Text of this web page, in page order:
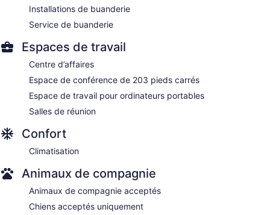
Installations de buanderie
Service de buanderie
Espaces de travail
Centre d’affaires
Espace de conférence de 203 pieds carrés
Espace de travail pour ordinateurs portables
Salles de réunion
Confort
Climatisation
Animaux de compagnie
Animaux de compagnie acceptés
Chiens acceptés uniquement